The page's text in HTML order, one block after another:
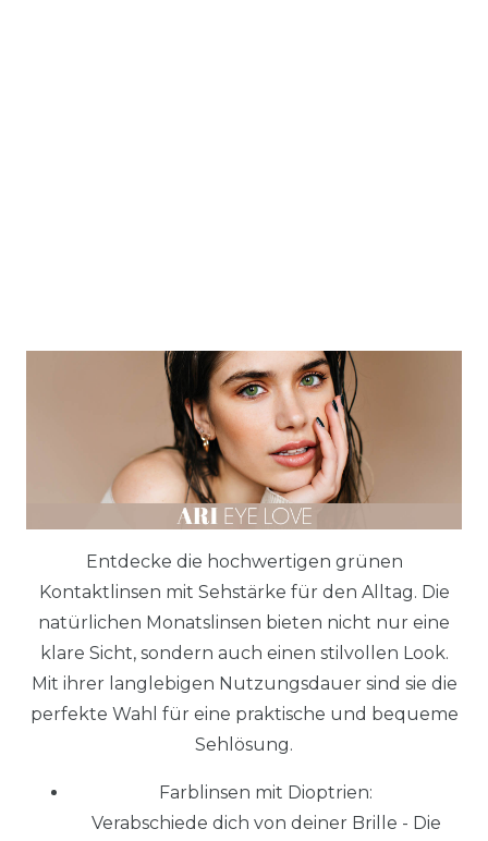
Entdecke die hochwertigen grünen
Kontaktlinsen mit Sehstärke für den Alltag. Die
natürlichen Monatslinsen bieten nicht nur eine
klare Sicht, sondern auch einen stilvollen Look.
Mit ihrer langlebigen Nutzungsdauer sind sie die
perfekte Wahl für eine praktische und bequeme
Sehlösung.
Farblinsen mit Dioptrien:
Verabschiede dich von deiner Brille - Die